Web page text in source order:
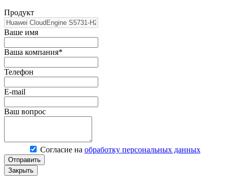
Продукт
Ваше имя
Ваша компания*
Телефон
E-mail
Ваш вопрос
Согласие на обработку персональных данных
Отправить
Закрыть